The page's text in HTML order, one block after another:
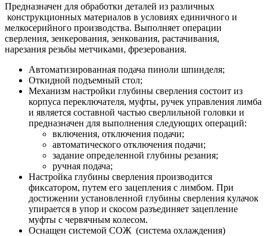
Предназначен для обработки деталей из различных
конструкционных материалов в условиях единичного и
мелкосерийного производства. Выполняет операции
сверления, зенкерования, зенкования, растачивания,
нарезания резьбы метчиками, фрезерования.
Автоматизированная подача пиноли шпинделя;
Откидной подъемный стол;
Механизм настройки глубины сверления состоит из
корпуса переключателя, муфты, ручек управления лимба
и является составной частью сверлильной головки и
предназначен для выполнения следующих операций:
включения, отключения подачи;
автоматического отключения подачи;
задание определенной глубины резания;
ручная подача;
Настройка глубины сверления производится
фиксатором, путем его зацепления с лимбом. При
достижении установленной глубины сверления кулачок
упирается в упор и скосом разъединяет зацепление
муфты с червячным колесом.
Оснащен системой СОЖ (система охлаждения)